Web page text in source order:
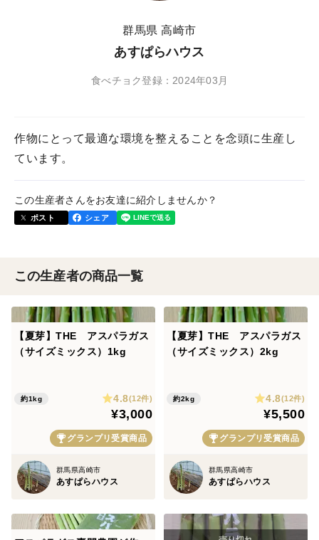
群馬県 高崎市
あすぱらハウス
食べチョク登録：2024年03月
作物にとって最適な環境を整えることを念頭に生産し
ています。
この生産者さんをお友達に紹介しませんか？
ポスト シェア
この生産者の商品一覧
【夏芽】THE アスパラガス
（サイズミックス）1kg
約1kg 4.8(12件)
¥3,000
グランプリ受賞商品
群馬県高崎市
あすぱらハウス
【夏芽】THE アスパラガス
（サイズミックス）2kg
約2kg 4.8(12件)
¥5,500
グランプリ受賞商品
群馬県高崎市
あすぱらハウス